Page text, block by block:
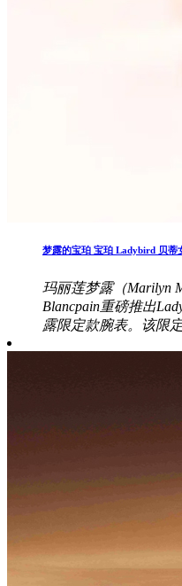
梦露的宝珀 宝珀 Ladybird 贝蒂
玛丽莲梦露（Marilyn
Blancpain重磅推出
露限定款腕表。该限